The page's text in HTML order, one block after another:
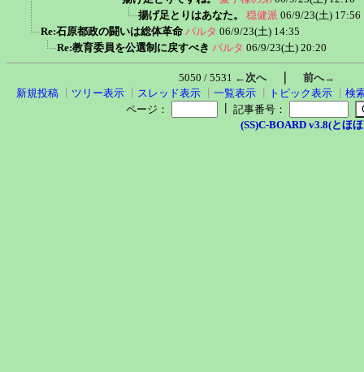
揚げ足とりはあなた。
穏健派 06/9/23(土) 17:56
Re:石原都政の闘いは総体革命 パルタ 06/9/23(土) 14:35
Re:教育委員を公選制に戻すべき パルタ 06/9/23(土) 20:20
5050 / 5531 ←次へ｜ 前へ→
新規投稿
ツリー表示 スレッド表示 一覧表示 トピック表示
検
ページ：
記事番号：
(SS)C-BOARD v3.8(とほ